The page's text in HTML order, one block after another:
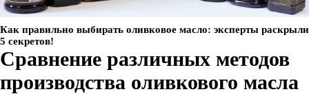
Как правильно выбирать оливковое масло: эксперты раскрыли
5 секретов!
Сравнение различных методов
производства оливкового масла